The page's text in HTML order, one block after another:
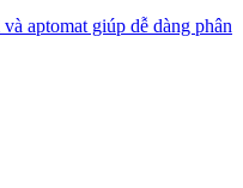
aptomat giúp dễ dàng phân